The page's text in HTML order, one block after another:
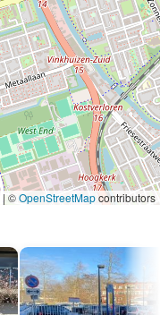
| ©OpenStreetMapcontributors